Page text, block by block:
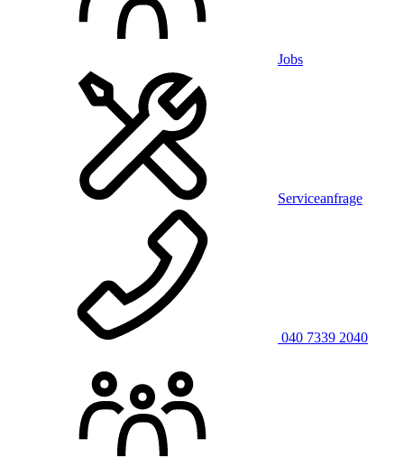
Jobs
Serviceanfrage
040 7339 2040